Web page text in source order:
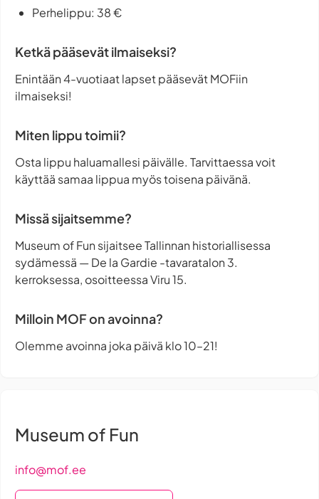
Perhelippu: 38 €
Ketkä pääsevät ilmaiseksi?
Enintään 4-vuotiaat lapset pääsevät MOFiin
ilmaiseksi!
Miten lippu toimii?
Osta lippu haluamallesi päivälle. Tarvittaessa voit
käyttää samaa lippua myös toisena päivänä.
Missä sijaitsemme?
Museum of Fun sijaitsee Tallinnan historiallisessa
sydämessä — De la Gardie -tavaratalon 3.
kerroksessa, osoitteessa Viru 15.
Milloin MOF on avoinna?
Olemme avoinna joka päivä klo 10–21!
Museum of Fun
info@mof.ee